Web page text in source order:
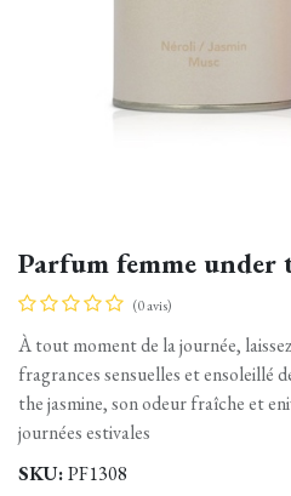
Parfum femme under
(0 avis)
À tout moment de la journée,
fragrances sensuelles et ensoleillé
the jasmine, son odeur fraîche et
journées estivales
SKU:PF1308